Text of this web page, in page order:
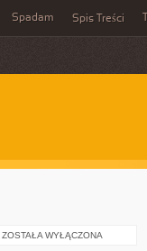
Spadam Spis Treści
STYLIZACJA
ZOSTAŁA WYŁĄCZONA